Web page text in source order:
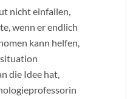
nicht einfallen,
wenn er endlich
kann helfen,
die Idee hat,